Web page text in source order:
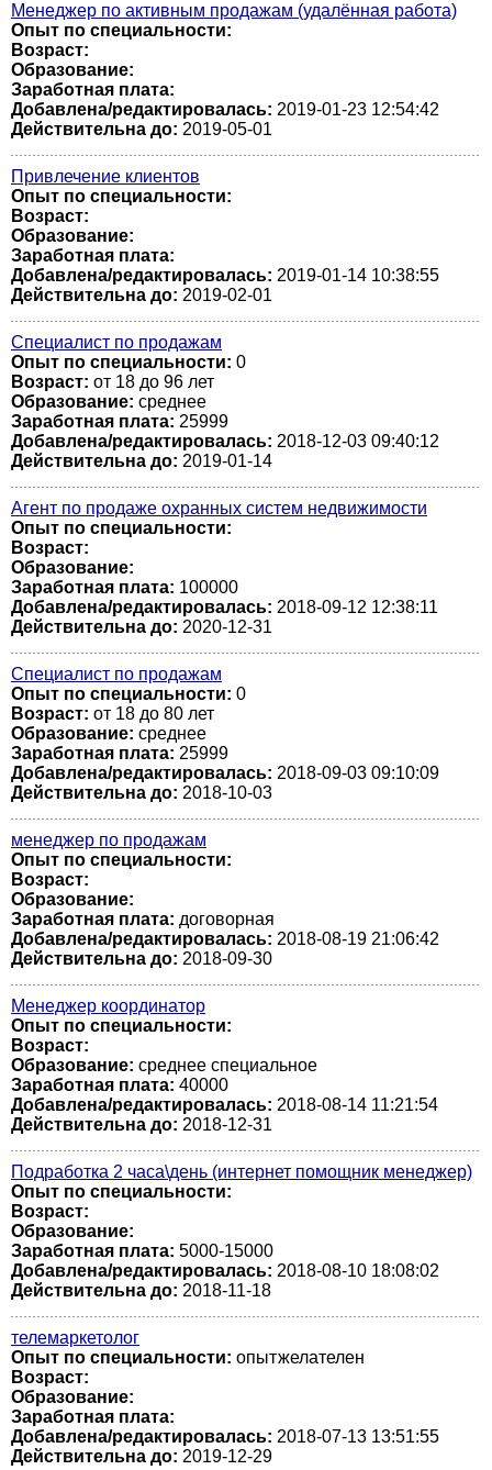
Менеджер по активным продажам (удалённая работа)
Опыт по специальности:
Возраст:
Образование:
Заработная плата:
Добавлена/редактировалась: 2019-01-23 12:54:42
Действительна до: 2019-05-01
Привлечение клиентов
Опыт по специальности:
Возраст:
Образование:
Заработная плата:
Добавлена/редактировалась: 2019-01-14 10:38:55
Действительна до: 2019-02-01
Специалист по продажам
Опыт по специальности: 0
Возраст: от 18 до 96 лет
Образование: среднее
Заработная плата: 25999
Добавлена/редактировалась: 2018-12-03 09:40:12
Действительна до: 2019-01-14
Агент по продаже охранных систем недвижимости
Опыт по специальности:
Возраст:
Образование:
Заработная плата: 100000
Добавлена/редактировалась: 2018-09-12 12:38:11
Действительна до: 2020-12-31
Специалист по продажам
Опыт по специальности: 0
Возраст: от 18 до 80 лет
Образование: среднее
Заработная плата: 25999
Добавлена/редактировалась: 2018-09-03 09:10:09
Действительна до: 2018-10-03
менеджер по продажам
Опыт по специальности:
Возраст:
Образование:
Заработная плата: договорная
Добавлена/редактировалась: 2018-08-19 21:06:42
Действительна до: 2018-09-30
Менеджер координатор
Опыт по специальности:
Возраст:
Образование: среднее специальное
Заработная плата: 40000
Добавлена/редактировалась: 2018-08-14 11:21:54
Действительна до: 2018-12-31
Подработка 2 часа\день (интернет помощник менеджер)
Опыт по специальности:
Возраст:
Образование:
Заработная плата: 5000-15000
Добавлена/редактировалась: 2018-08-10 18:08:02
Действительна до: 2018-11-18
телемаркетолог
Опыт по специальности: опытжелателен
Возраст:
Образование:
Заработная плата:
Добавлена/редактировалась: 2018-07-13 13:51:55
Действительна до: 2019-12-29